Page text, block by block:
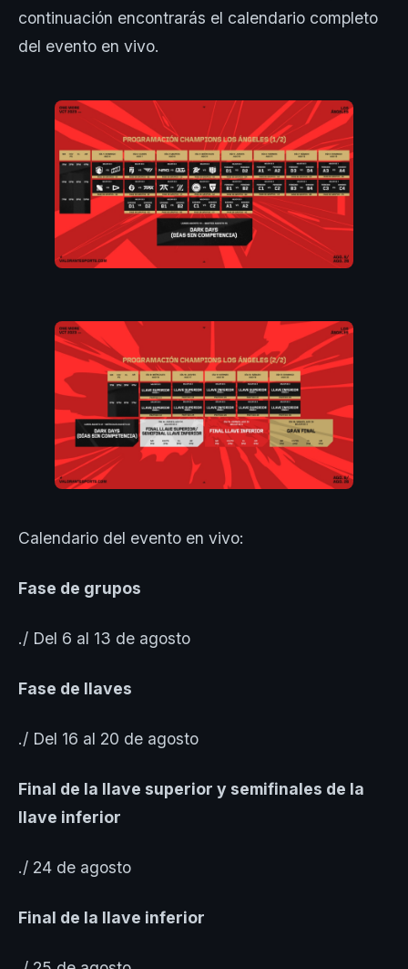
continuación encontrarás el calendario completo
del evento en vivo.
Calendario del evento en vivo:
Fase de grupos
./ Del 6 al 13 de agosto
Fase de llaves
./ Del 16 al 20 de agosto
Final de la llave superior y semifinales de la
llave inferior
./ 24 de agosto
Final de la llave inferior